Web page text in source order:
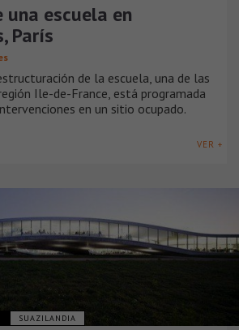
una escuela en
París
de la escuela, una de las
Ile-de-France, está programada
en un sitio ocupado.
VER +
SUAZILANDIA